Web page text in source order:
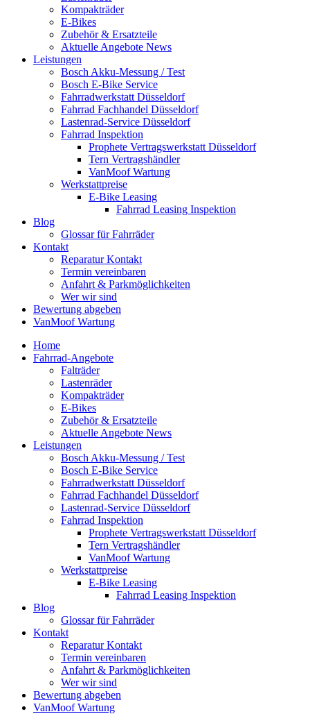
Kompakträder
E-Bikes
Zubehör & Ersatzteile
Aktuelle Angebote News
Leistungen
Bosch Akku-Messung / Test
Bosch E-Bike Service
Fahrradwerkstatt Düsseldorf
Fahrrad Fachhandel Düsseldorf
Lastenrad-Service Düsseldorf
Fahrrad Inspektion
Prophete Vertragswerkstatt Düsseldorf
Tern Vertragshändler
VanMoof Wartung
Werkstattpreise
E-Bike Leasing
Fahrrad Leasing Inspektion
Blog
Glossar für Fahrräder
Kontakt
Reparatur Kontakt
Termin vereinbaren
Anfahrt & Parkmöglichkeiten
Wer wir sind
Bewertung abgeben
VanMoof Wartung
Home
Fahrrad-Angebote
Falträder
Lastenräder
Kompakträder
E-Bikes
Zubehör & Ersatzteile
Aktuelle Angebote News
Leistungen
Bosch Akku-Messung / Test
Bosch E-Bike Service
Fahrradwerkstatt Düsseldorf
Fahrrad Fachhandel Düsseldorf
Lastenrad-Service Düsseldorf
Fahrrad Inspektion
Prophete Vertragswerkstatt Düsseldorf
Tern Vertragshändler
VanMoof Wartung
Werkstattpreise
E-Bike Leasing
Fahrrad Leasing Inspektion
Blog
Glossar für Fahrräder
Kontakt
Reparatur Kontakt
Termin vereinbaren
Anfahrt & Parkmöglichkeiten
Wer wir sind
Bewertung abgeben
VanMoof Wartung